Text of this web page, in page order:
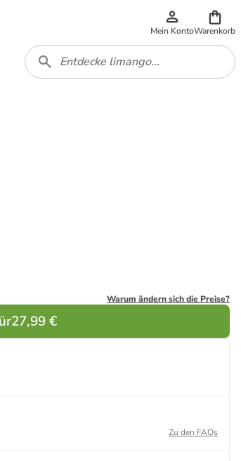
Mein KontoWarenkorb
Warum ändern sich die Preise?
27,99 €
Zu den FAQs